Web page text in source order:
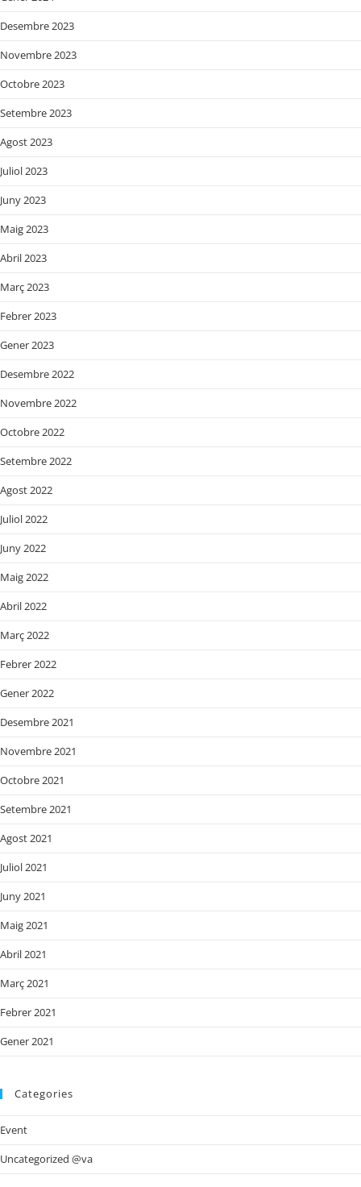
Desembre 2023
Novembre 2023
Octobre 2023
Setembre 2023
Agost 2023
Juliol 2023
Juny 2023
Maig 2023
Abril 2023
Març 2023
Febrer 2023
Gener 2023
Desembre 2022
Novembre 2022
Octobre 2022
Setembre 2022
Agost 2022
Juliol 2022
Juny 2022
Maig 2022
Abril 2022
Març 2022
Febrer 2022
Gener 2022
Desembre 2021
Novembre 2021
Octobre 2021
Setembre 2021
Agost 2021
Juliol 2021
Juny 2021
Maig 2021
Abril 2021
Març 2021
Febrer 2021
Gener 2021
Categories
Event
Uncategorized @va